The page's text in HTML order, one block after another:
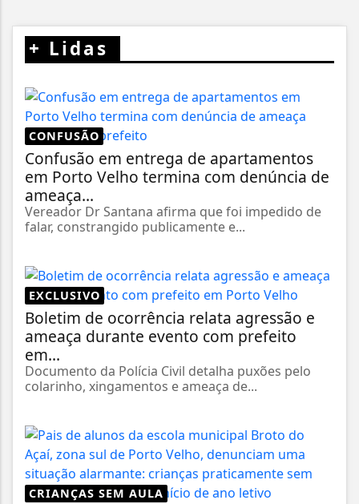
+ Lidas
CONFUSÃO
Confusão em entrega de apartamentos
em Porto Velho termina com denúncia de
ameaça...
Vereador Dr Santana afirma que foi impedido de
falar, constrangido publicamente e...
EXCLUSIVO
Boletim de ocorrência relata agressão e
ameaça durante evento com prefeito
em...
Documento da Polícia Civil detalha puxões pelo
colarinho, xingamentos e ameaça de...
CRIANÇAS SEM AULA